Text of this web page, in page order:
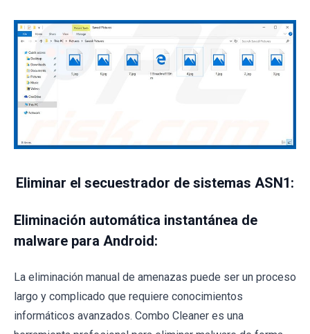
Eliminar el secuestrador de sistemas ASN1:
Eliminación automática instantánea de
malware para Android:
La eliminación manual de amenazas puede ser un proceso
largo y complicado que requiere conocimientos
informáticos avanzados. Combo Cleaner es una